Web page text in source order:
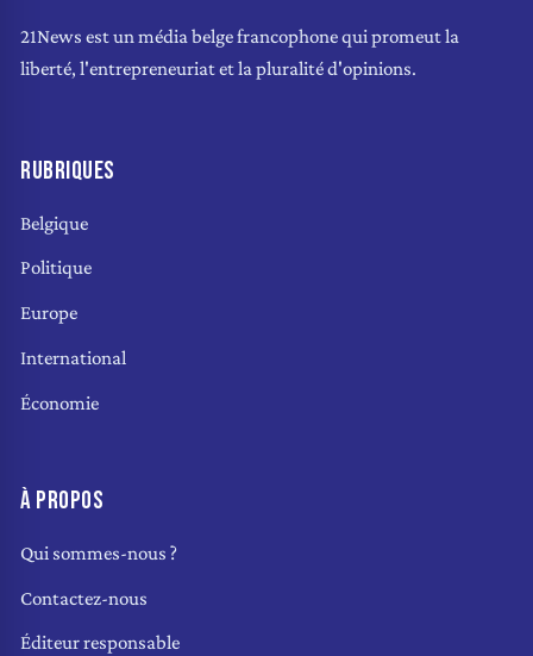
21News est un média belge francophone qui promeut la
liberté, l'entrepreneuriat et la pluralité d'opinions.
RUBRIQUES
Belgique
Politique
Europe
International
Économie
À PROPOS
Qui sommes-nous ?
Contactez-nous
Éditeur responsable